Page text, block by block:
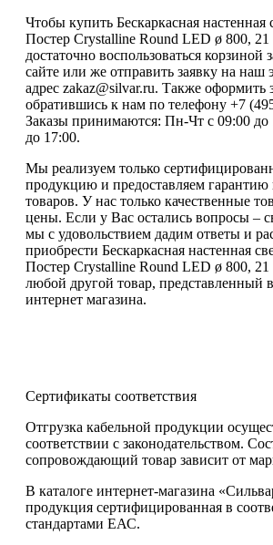
Чтобы купить Бескаркасная настенная
Постер Crystalline Round LED ø 800,
достаточно воспользоваться корзиной
сайте или же отправить заявку на наш
адрес zakaz@silvar.ru. Также оформить
обратившись к нам по телефону +7
Заказы принимаются: Пн-Чт с 09:00 до
до 17:00.
Мы реализуем только
продукцию и предоставляем гарантию
товаров. У нас только качественные
цены. Если у Вас остались вопросы –
мы с удовольствием дадим ответы и
приобрести Бескаркасная настенная
Постер Crystalline Round LED ø 800,
любой другой товар, представленный
интернет магазина.
Сертификаты соответствия
Отгрузка кабельной продукции
соответствии с законодательством.
сопровождающий товар зависит от
В каталоге интернет-магазина
продукция сертифицированная в
стандартами ЕАС.